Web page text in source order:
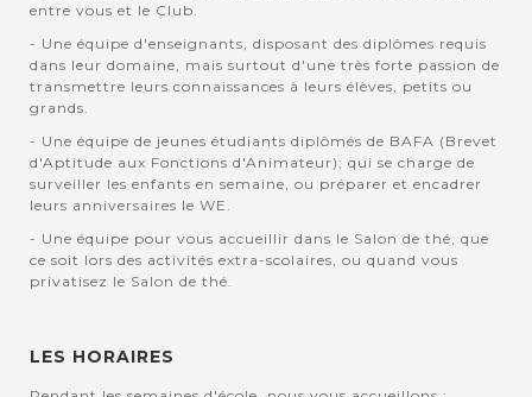
entre vous et le Club.
- Une équipe d'enseignants, disposant des diplômes requis
dans leur domaine, mais surtout d'une très forte passion de
transmettre leurs connaissances à leurs élèves, petits ou
grands.
- Une équipe de jeunes étudiants diplômés de BAFA (Brevet
d'Aptitude aux Fonctions d'Animateur); qui se charge de
surveiller les enfants en semaine, ou préparer et encadrer
leurs anniversaires le WE.
- Une équipe pour vous accueillir dans le Salon de thé, que
ce soit lors des activités extra-scolaires, ou quand vous
privatisez le Salon de thé.
LES HORAIRES